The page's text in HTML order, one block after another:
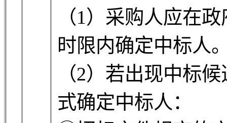
（1）采购人应在
时限内确定中标人
（2）若出现中标
式确定中标人：